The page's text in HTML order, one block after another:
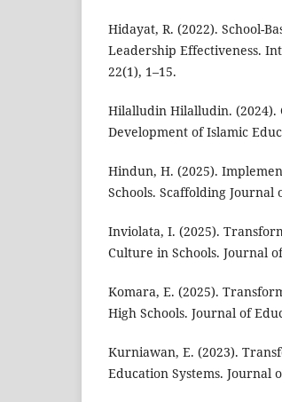
Hidayat, R. (2022). School-
Leadership Effectiveness.
22(1), 1–15.
Hilalludin Hilalludin. (2024).
Development of Islamic
Hindun, H. (2025).
Schools. Scaffolding Journal
Inviolata, I. (2025).
Culture in Schools. Journal
Komara, E. (2025).
High Schools. Journal of
Kurniawan, E. (2023).
Education Systems. Journal